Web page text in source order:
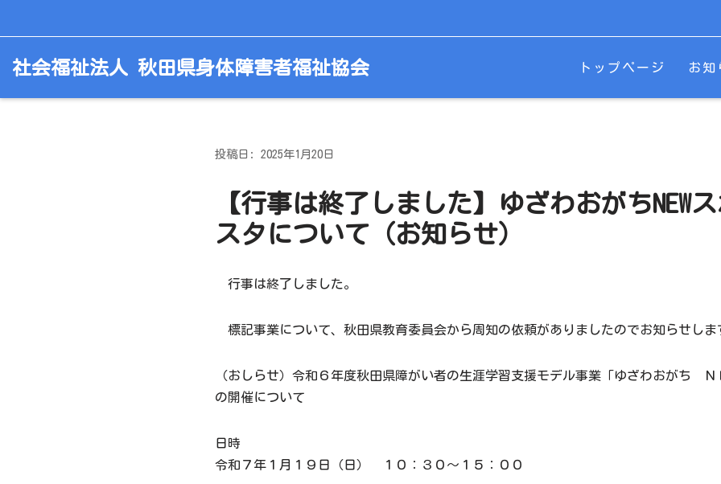
ン
社会福祉法人 秋田県身体障害者福祉協会 トップページ お知
投稿日: 2025年1月20日
【行事は終了しました】ゆざわおがちNEW
スタについて（お知らせ）
行事は終了しました。
標記事業について、秋田県教育委員会から周知の依頼がありましたのでお知らせしま
（おしらせ）令和６年度秋田県障がい者の生涯学習支援モデル事業「ゆざわおがち Ｎ
の開催について
日時
令和７年１月１９日（日） １０：３０～１５：００